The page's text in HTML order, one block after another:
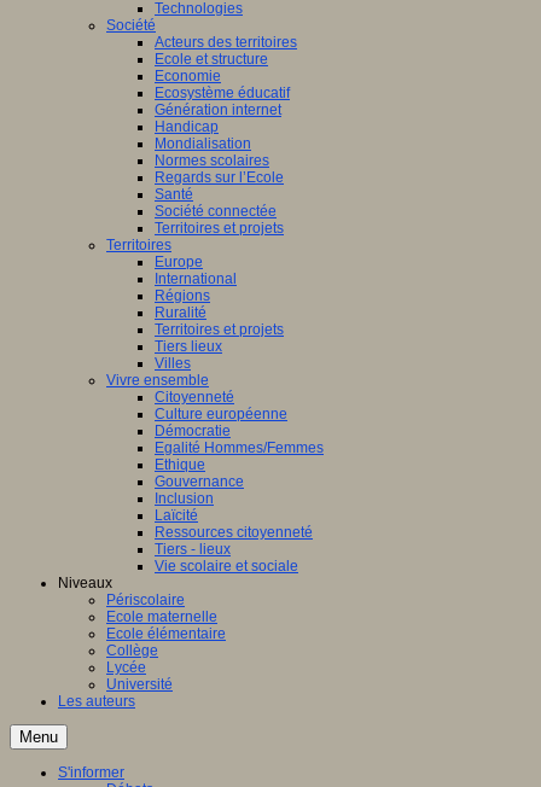
Technologies
Société
Acteurs des territoires
Ecole et structure
Economie
Ecosystème éducatif
Génération internet
Handicap
Mondialisation
Normes scolaires
Regards sur l’Ecole
Santé
Société connectée
Territoires et projets
Territoires
Europe
International
Régions
Ruralité
Territoires et projets
Tiers lieux
Villes
Vivre ensemble
Citoyenneté
Culture européenne
Démocratie
Egalité Hommes/Femmes
Ethique
Gouvernance
Inclusion
Laïcité
Ressources citoyenneté
Tiers - lieux
Vie scolaire et sociale
Niveaux
Périscolaire
Ecole maternelle
Ecole élémentaire
Collège
Lycée
Université
Les auteurs
Menu
S'informer